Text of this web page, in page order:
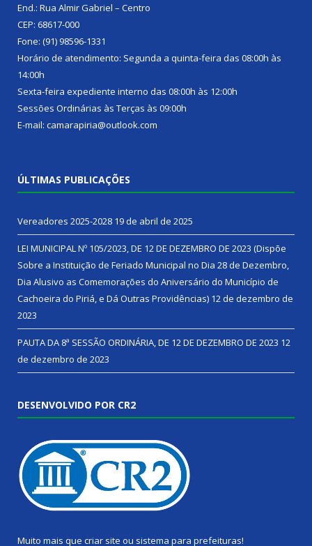
End.: Rua Almir Gabriel – Centro
CEP: 68617-000
Fone: (91) 98596-1331
Horário de atendimento: Segunda a quinta-feira das 08:00h às
14:00h
Sexta-feira expediente interno das 08:00h às 12:00h
Sessões Ordinárias às Terças às 09:00h
E-mail: camarapiria@outlook.com
ÚLTIMAS PUBLICAÇÕES
Vereadores 2025-2028 19 de abril de 2025
LEI MUNICIPAL Nº 105/2023, DE 12 DE DEZEMBRO DE 2023 (Dispõe
Sobre a Instituição de Feriado Municipal no Dia 28 de Dezembro,
Dia Alusivo as Comemorações do Aniversário do Município de
Cachoeira do Piriá, e Dá Outras Providências) 12 de dezembro de
2023
PAUTA DA 8ª SESSÃO ORDINÁRIA, DE 12 DE DEZEMBRO DE 2023 12
de dezembro de 2023
DESENVOLVIDO POR CR2
Muito mais que criar site ou sistema para prefeituras!